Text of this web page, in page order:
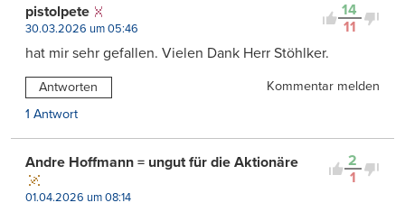
14
11
pistolpete
30.03.2026 um 05:46
hat mir sehr gefallen. Vielen Dank Herr Stöhlker.
Antworten
Kommentar melden
1 Antwort
2
1
Andre Hoffmann = ungut für die Aktionäre
01.04.2026 um 08:14